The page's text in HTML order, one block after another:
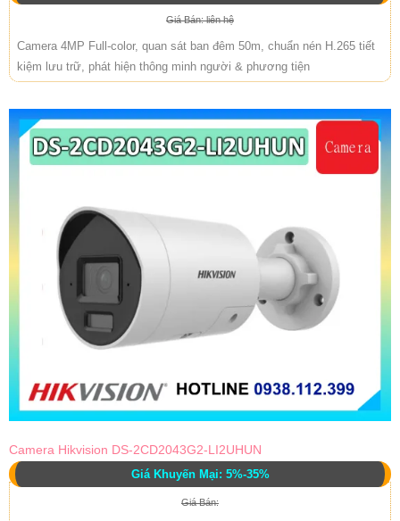
Giá Bán: liên hệ
Camera 4MP Full-color, quan sát ban đêm 50m, chuẩn nén H.265 tiết
kiệm lưu trữ, phát hiện thông minh người & phương tiện
Camera Hikvision DS-2CD2043G2-LI2UHUN
Giá Khuyến Mại: 5%-35%
Giá Bán: